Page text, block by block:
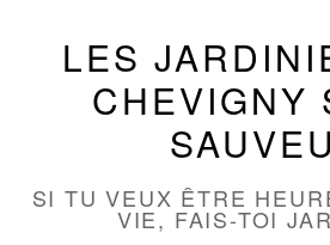
LES
CHEVIGNY
SI TU VEUX ÊTRE
VIE, FAIS-TOI